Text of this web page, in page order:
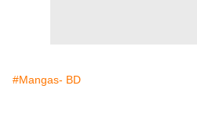
#Mangas- BD